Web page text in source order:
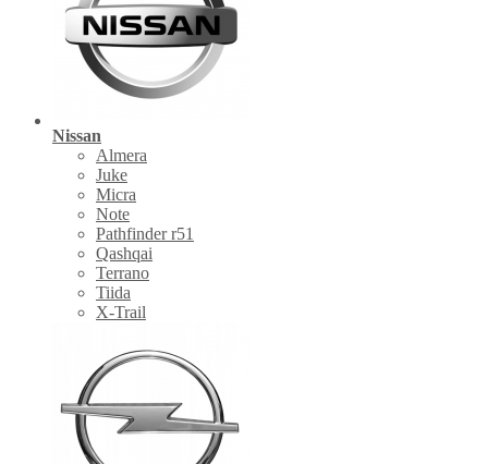
Nissan
Almera
Juke
Micra
Note
Pathfinder r51
Qashqai
Terrano
Tiida
X-Trail